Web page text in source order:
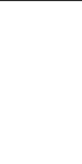
NY15
в